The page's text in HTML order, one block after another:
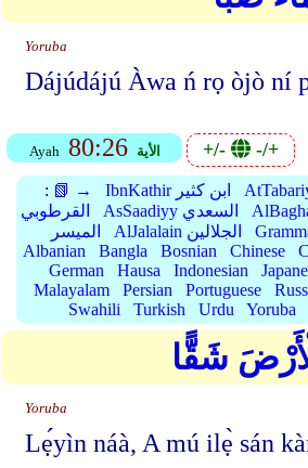
Yoruba
Dájúdájú Àwa ń rọ òjò ní
Ayah 80:26 الأية +/- -/+
: 📗 → IbnKathir ابن كثير
القرطوبي
AsSaadiyy السعدي
الميسر
AlJalalain الجلالين
Albanian
Bangla Bosnian Chinese
German
Hausa Indonesian
Malayalam
Persian Portuguese
Swahili
Turkish Urdu Yoruba
شَقًّا
Yoruba
Lẹ́yìn náà, A mú ilẹ̀ sán